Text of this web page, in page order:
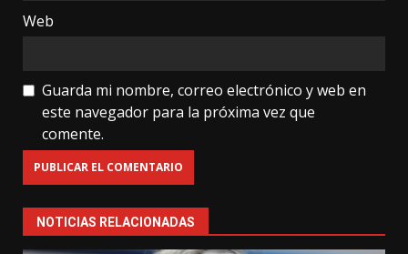
Web
Guarda mi nombre, correo electrónico y web en
este navegador para la próxima vez que
comente.
NOTICIAS RELACIONADAS